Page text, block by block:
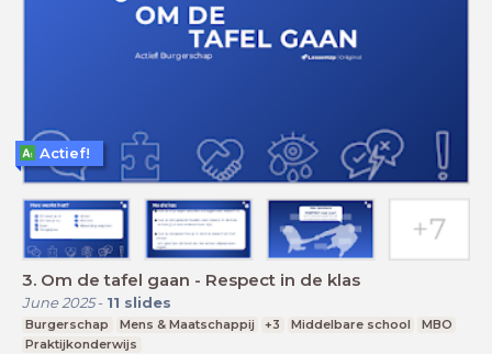
3. Om de tafel gaan - Respect in de klas
June 2025- 11 slides
Burgerschap Mens & Maatschappij +3 Middelbare school
MBO
Praktijkonderwijs
Actief!